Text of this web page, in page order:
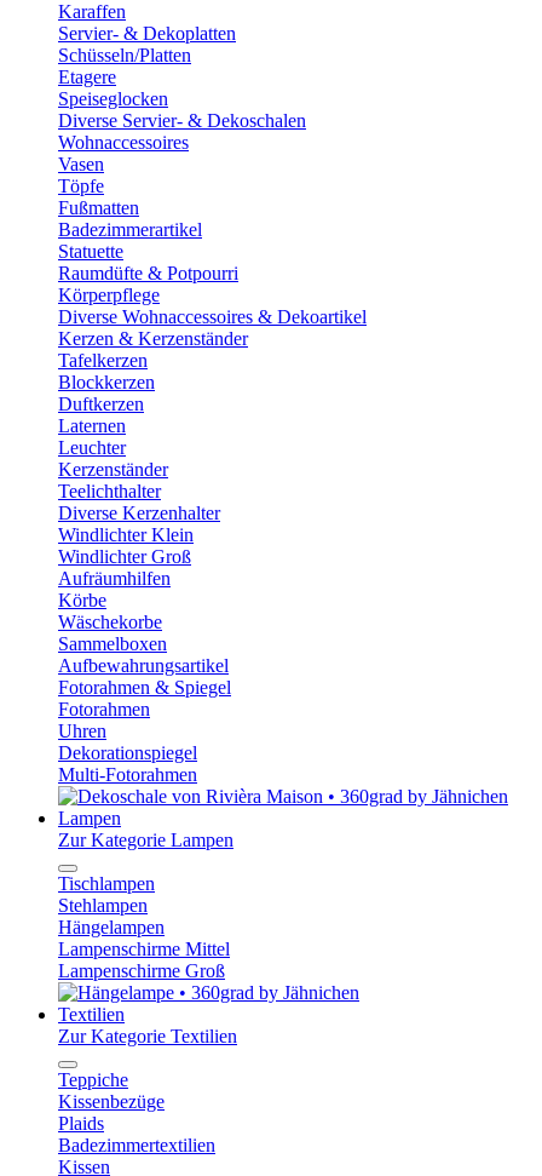
Karaffen
Servier- & Dekoplatten
Schüsseln/Platten
Etagere
Speiseglocken
Diverse Servier- & Dekoschalen
Wohnaccessoires
Vasen
Töpfe
Fußmatten
Badezimmerartikel
Statuette
Raumdüfte & Potpourri
Körperpflege
Diverse Wohnaccessoires & Dekoartikel
Kerzen & Kerzenständer
Tafelkerzen
Blockkerzen
Duftkerzen
Laternen
Leuchter
Kerzenständer
Teelichthalter
Diverse Kerzenhalter
Windlichter Klein
Windlichter Groß
Aufräumhilfen
Körbe
Wäschekorbe
Sammelboxen
Aufbewahrungsartikel
Fotorahmen & Spiegel
Fotorahmen
Uhren
Dekorationspiegel
Multi-Fotorahmen
Lampen
Zur Kategorie Lampen
Tischlampen
Stehlampen
Hängelampen
Lampenschirme Mittel
Lampenschirme Groß
Textilien
Zur Kategorie Textilien
Teppiche
Kissenbezüge
Plaids
Badezimmertextilien
Kissen